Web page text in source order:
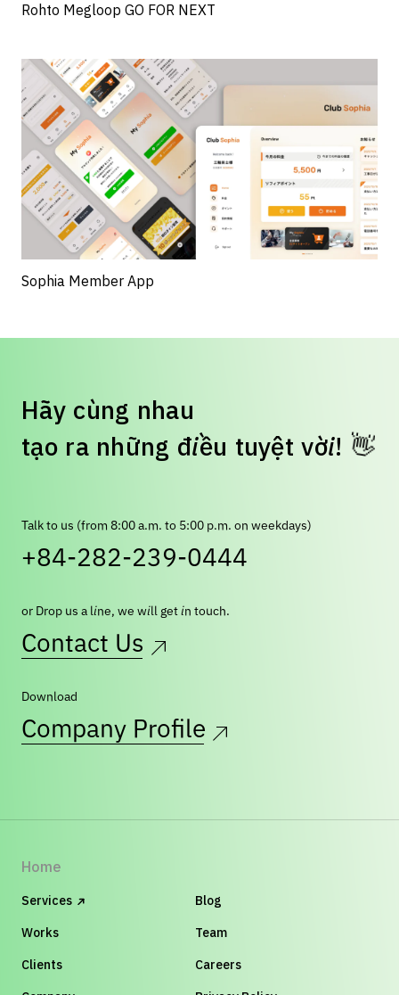
Rohto Megloop GO FOR NEXT
Sophia Member App
Hãy cùng nhau
tạo ra những điều tuyệt vời! 👋
Talk to us (from 8:00 a.m. to 5:00 p.m. on weekdays)
+84-282-239-0444
or Drop us a line, we will get in touch.
Contact Us
Download
Company Profile
Home
Services
Works
Clients
Blog
Team
Careers